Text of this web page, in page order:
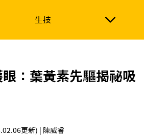
生技
：葉黃素先驅揭祕吸
更新) | 陳威睿